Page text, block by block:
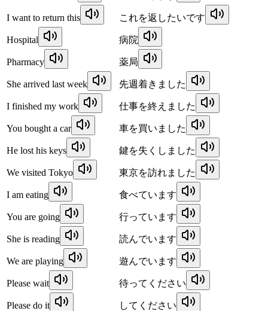
I want to return this これを返したいです
Hospital 病院
Pharmacy 薬局
She arrived last week 先週着きました
I finished my work 仕事を終えました
You bought a car 車を買いました
He lost his keys 鍵を失くしました
We visited Tokyo 東京を訪れました
I am eating 食べています
You are going 行っています
She is reading 読んでいます
We are playing 遊んでいます
Please wait 待ってください
Please do it してください